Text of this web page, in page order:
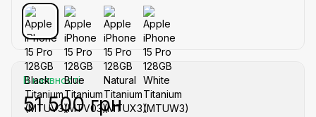
В наявності
51 500 грн